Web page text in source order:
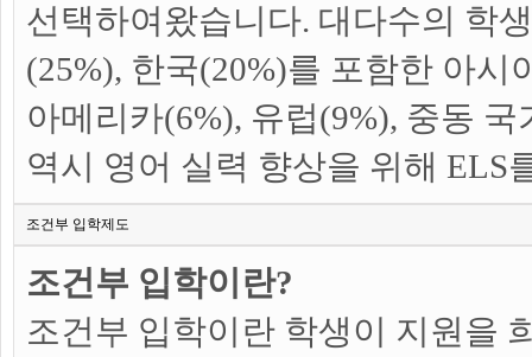
선택하여왔습니다. 대다수의 학
(25%), 한국(20%)를 포함한 아시
아메리카(6%), 유럽(9%), 중동
역시 영어 실력 향상을 위해 ELS
조건부 입학제도
조건부 입학이란?
조건부 입학이란 학생이 지원을